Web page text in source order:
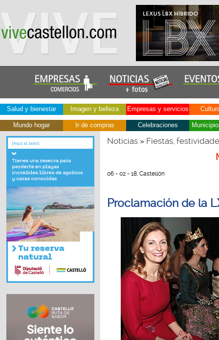
Salud y bienestar Imagen y belleza Empresas y servicios
Mundo hogar Ir de compras Celebraciones
Noticias» Fiestas,
06 - 02 - 18, Castellón
Proclamación de la